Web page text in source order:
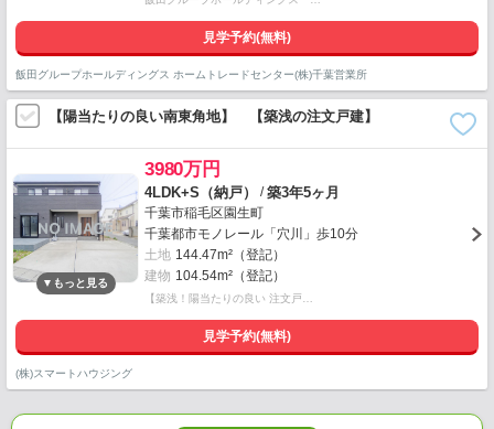
見学予約(無料)
飯田グループホールディングス ホームトレードセンター(株)千葉営業所
【陽当たりの良い南東角地】 【築浅の注文戸建】
3980万円
4LDK+S（納戸） /築3年5ヶ月
千葉市稲毛区園生町
千葉都市モノレール「穴川」歩10分
土地 144.47m²（登記）
建物 104.54m²（登記）
【築浅！陽当たりの良い 注文戸…
見学予約(無料)
(株)スマートハウジング